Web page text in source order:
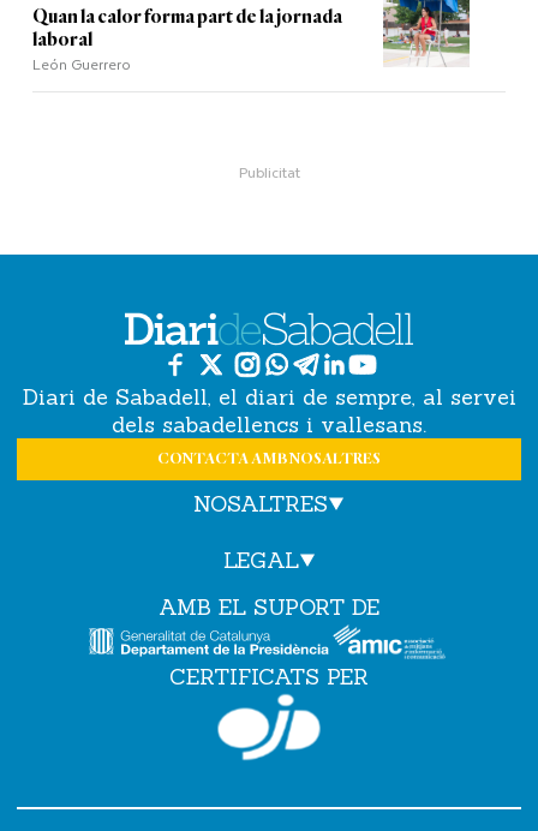
Quan la calor forma part de la jornada
laboral
León Guerrero
Diari de Sabadell, el diari de sempre, al servei
dels sabadellencs i vallesans.
CONTACTA AMB NOSALTRES
NOSALTRES
LEGAL
AMB EL SUPORT DE
CERTIFICATS PER